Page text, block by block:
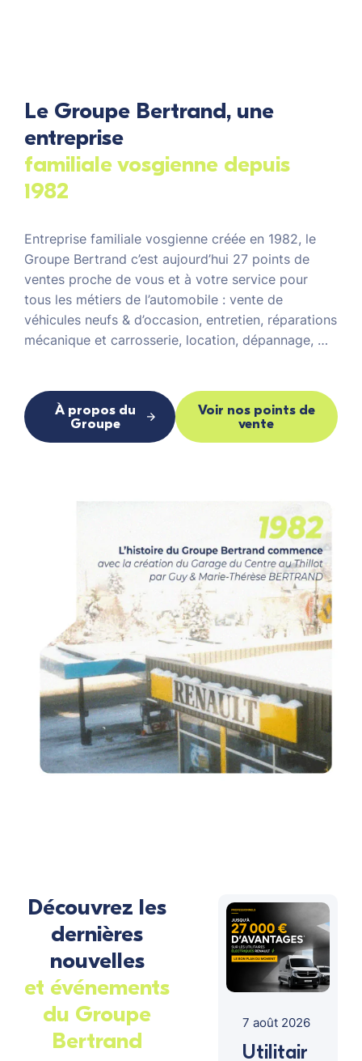
Le Groupe Bertrand, une
entreprise
familiale vosgienne depuis
1982
Entreprise familiale vosgienne créée en 1982, le
Groupe Bertrand c’est aujourd’hui 27 points de
ventes proche de vous et à votre service pour
tous les métiers de l’automobile : vente de
véhicules neufs & d’occasion, entretien, réparations
mécanique et carrosserie, location, dépannage, …
À propos du
Groupe
Voir nos points de
vente
Découvrez les
dernières
nouvelles
et événements
du Groupe
Bertrand
7 août 2026
Utilitair